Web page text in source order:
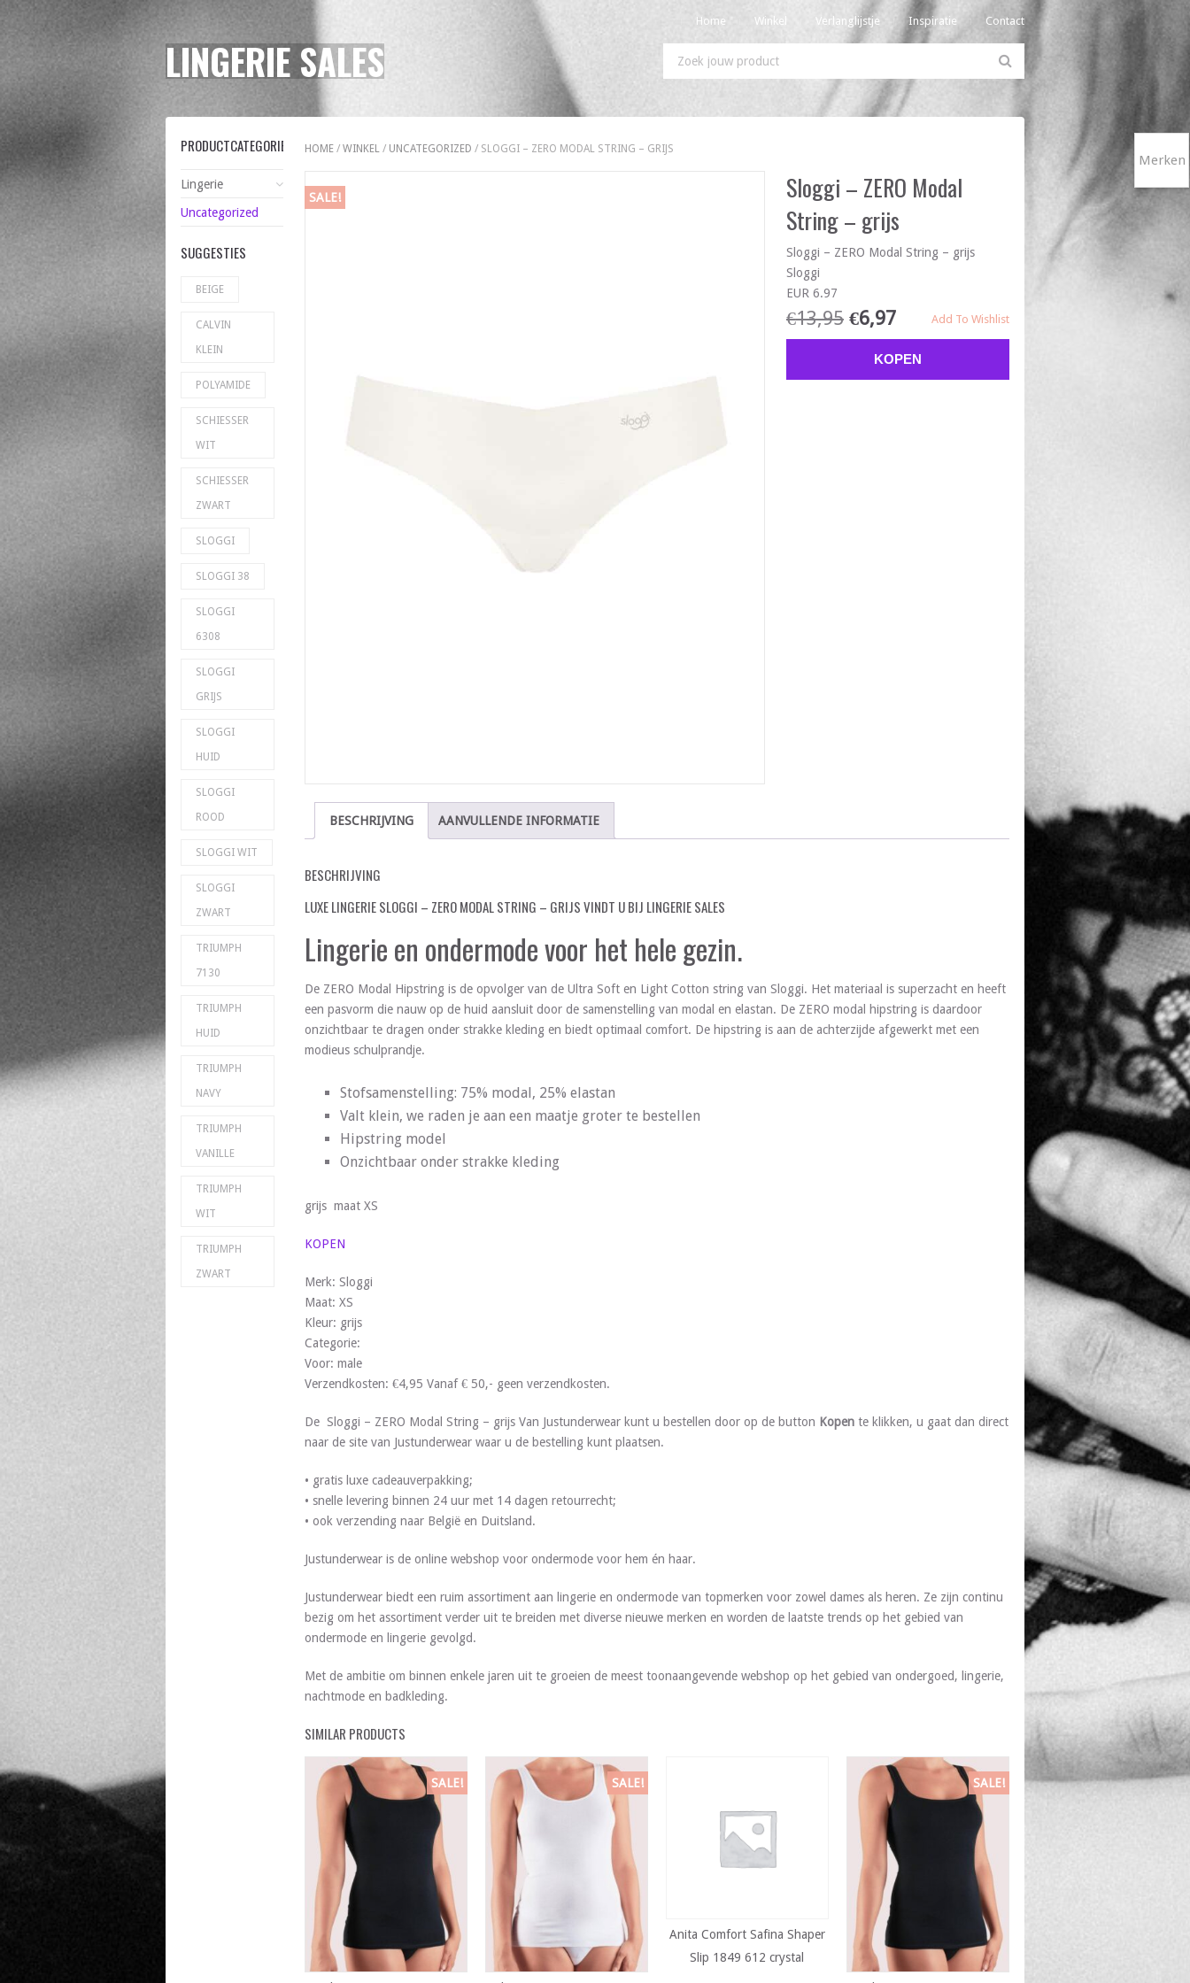
Home Winkel Verlanglijstje Inspiratie Contact
LINGERIE SALES
HOME/ WINKEL/ UNCATEGORIZED / SLOGGI – ZERO MODAL STRING – GRIJS
SALE!
Sloggi – ZERO Modal
String – grijs
Sloggi – ZERO Modal String – grijs
Sloggi
EUR 6.97
€13,95 €6,97
KOPEN
Add To Wishlist
BESCHRIJVING AANVULLENDE INFORMATIE
BESCHRIJVING
LUXE LINGERIE SLOGGI – ZERO MODAL STRING – GRIJS VINDT U BIJ LINGERIE SALES
Lingerie en ondermode voor het hele gezin.
De ZERO Modal Hipstring is de opvolger van de Ultra Soft en Light Cotton string van Sloggi. Het materiaal is superzacht en heeft
een pasvorm die nauw op de huid aansluit door de samenstelling van modal en elastan. De ZERO modal hipstring is daardoor
onzichtbaar te dragen onder strakke kleding en biedt optimaal comfort. De hipstring is aan de achterzijde afgewerkt met een
modieus schulprandje.
Stofsamenstelling: 75% modal, 25% elastan
Valt klein, we raden je aan een maatje groter te bestellen
Hipstring model
Onzichtbaar onder strakke kleding
grijs maat XS
KOPEN
Merk: Sloggi
Maat: XS
Kleur: grijs
Categorie:
Voor: male
Verzendkosten: €4,95 Vanaf € 50,- geen verzendkosten.
De Sloggi – ZERO Modal String – grijs Van Justunderwear kunt u bestellen door op de button Kopente klikken, u gaat dan direct
naar de site van Justunderwear waar u de bestelling kunt plaatsen.
• gratis luxe cadeauverpakking;
• snelle levering binnen 24 uur met 14 dagen retourrecht;
• ook verzending naar België en Duitsland.
Justunderwear is de online webshop voor ondermode voor hem én haar.
Justunderwear biedt een ruim assortiment aan lingerie en ondermode van topmerken voor zowel dames als heren. Ze zijn continu
bezig om het assortiment verder uit te breiden met diverse nieuwe merken en worden de laatste trends op het gebied van
ondermode en lingerie gevolgd.
Met de ambitie om binnen enkele jaren uit te groeien de meest toonaangevende webshop op het gebied van ondergoed, lingerie,
nachtmode en badkleding.
SIMILAR PRODUCTS
SALE! SALE!
Anita Comfort Safina Shaper
Slip 1849 612 crystal
SALE!
PRODUCTCATEGORIEËN
Lingerie
Uncategorized
SUGGESTIES
BEIGE
CALVIN
KLEIN
POLYAMIDE
SCHIESSER
WIT
SCHIESSER
ZWART
SLOGGI
SLOGGI 38
SLOGGI
6308
SLOGGI
GRIJS
SLOGGI
HUID
SLOGGI
ROOD
SLOGGI WIT
SLOGGI
ZWART
TRIUMPH
7130
TRIUMPH
HUID
TRIUMPH
NAVY
TRIUMPH
VANILLE
TRIUMPH
WIT
TRIUMPH
ZWART
Merken